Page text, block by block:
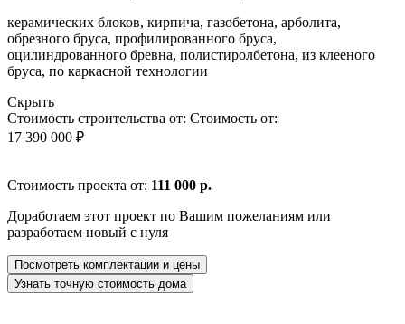
керамических блоков, кирпича, газобетона, арболита,
обрезного бруса, профилированного бруса,
оцилиндрованного бревна, полистиролбетона, из клееного
бруса, по каркасной технологии
Скрыть
Стоимость строительства от: Стоимость от:
17 390 000 ₽
Стоимость проекта от: 111 000 р.
Доработаем этот проект по Вашим пожеланиям или
разработаем новый с нуля
Посмотреть комплектации и цены
Узнать точную стоимость дома